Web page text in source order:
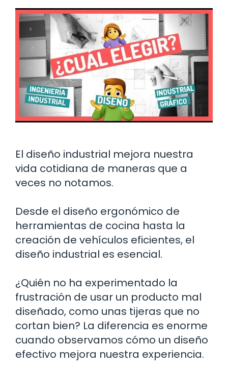
El diseño industrial mejora nuestra
vida cotidiana de maneras que a
veces no notamos.
Desde el diseño ergonómico de
herramientas de cocina hasta la
creación de vehículos eficientes, el
diseño industrial es esencial.
¿Quién no ha experimentado la
frustración de usar un producto mal
diseñado, como unas tijeras que no
cortan bien? La diferencia es enorme
cuando observamos cómo un diseño
efectivo mejora nuestra experiencia.